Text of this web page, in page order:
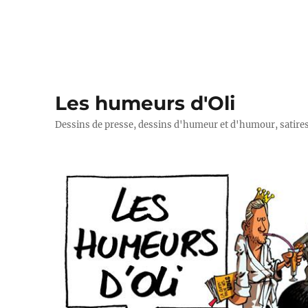
Les humeurs d'Oli
Dessins de presse, dessins d'humeur et d'humour,